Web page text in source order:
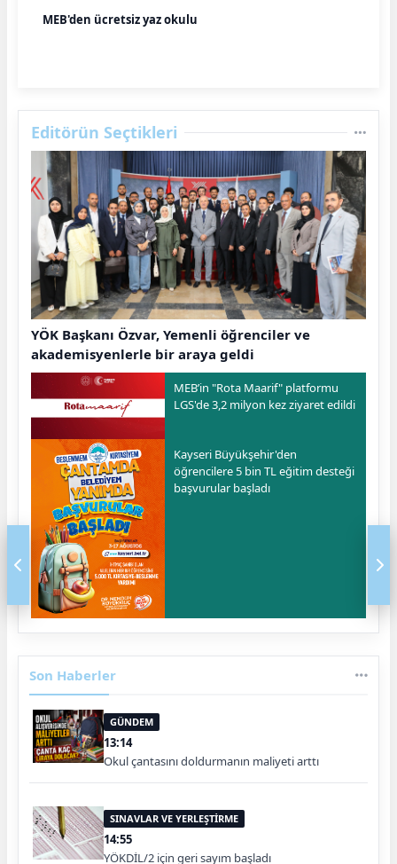
MEB'den ücretsiz yaz okulu
Editörün Seçtikleri
YÖK Başkanı Özvar, Yemenli öğrenciler ve
akademisyenlerle bir araya geldi
MEB’in "Rota Maarif" platformu
LGS'de 3,2 milyon kez ziyaret edildi
Kayseri Büyükşehir'den
öğrencilere 5 bin TL eğitim desteği
başvurular başladı
Son Haberler
GÜNDEM
13:14
Okul çantasını doldurmanın maliyeti arttı
SINAVLAR VE YERLEŞTİRME
14:55
YÖKDİL/2 için geri sayım başladı